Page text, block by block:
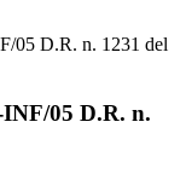
05 D.R. n. 1231 del
05 D.R. n.